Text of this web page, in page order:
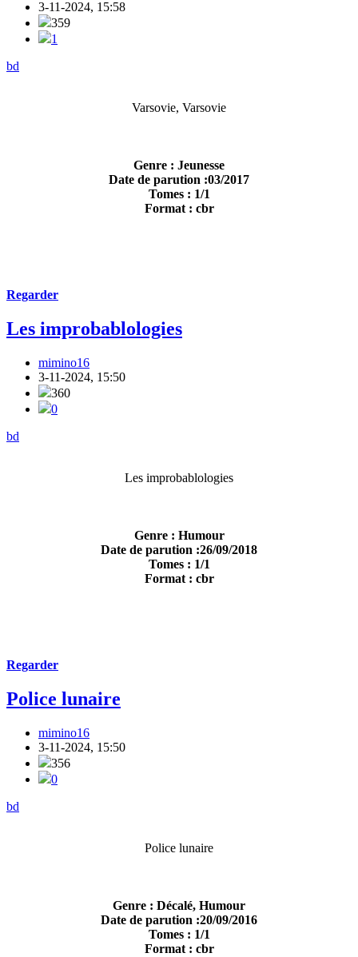
3-11-2024, 15:58
359
1
bd
Varsovie, Varsovie
Genre : Jeunesse
Date de parution :03/2017
Tomes : 1/1
Format : cbr
Regarder
Les improbablologies
mimino16
3-11-2024, 15:50
360
0
bd
Les improbablologies
Genre : Humour
Date de parution :26/09/2018
Tomes : 1/1
Format : cbr
Regarder
Police lunaire
mimino16
3-11-2024, 15:50
356
0
bd
Police lunaire
Genre : Décalé, Humour
Date de parution :20/09/2016
Tomes : 1/1
Format : cbr